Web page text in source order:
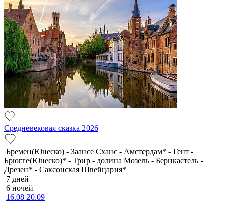
Средневековая сказка 2026
Бремен(Юнеско) - Заансе Сханс - Амстердам* - Гент -
Брюгге(Юнеско)* - Трир - долина Мозель - Бернкастель -
Дрезен* - Саксонская Швейцария*
7 дней
6 ночей
16.08 20.09